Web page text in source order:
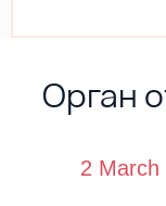
Орган